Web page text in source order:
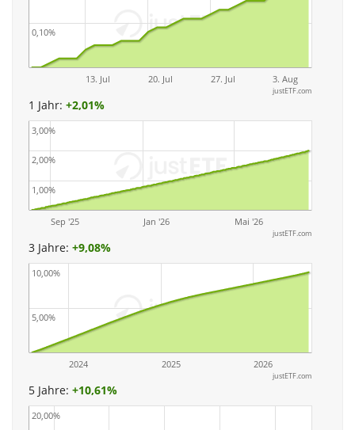
13. Jul 20. Jul 27. Jul 3. Aug
0,10%
justETF.com
1 Jahr: +2,01%
Sep '25 Jan '26 Mai '26
1,00%
2,00%
3,00%
justETF.com
3 Jahre: +9,08%
2024 2025 2026
5,00%
10,00%
justETF.com
5 Jahre: +10,61%
20,00%